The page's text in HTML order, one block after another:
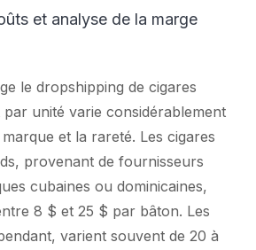
et analyse de la marge
le dropshipping de cigares
unité varie considérablement
et la rareté. Les cigares
provenant de fournisseurs
cubaines ou dominicaines,
8 $ et 25 $ par bâton. Les
varient souvent de 20 à